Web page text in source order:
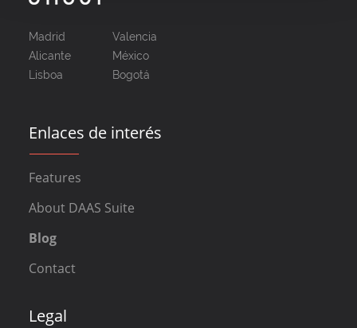
Madrid
Valencia
Alicante
México
Lisboa
Bogotá
Enlaces de interés
Features
About DAAS Suite
Blog
Contact
Legal